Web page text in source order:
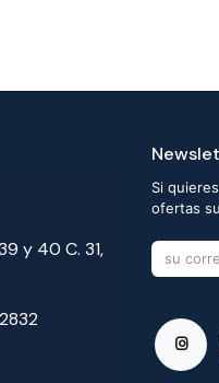
y 40 C. 31,
Si
ofertas